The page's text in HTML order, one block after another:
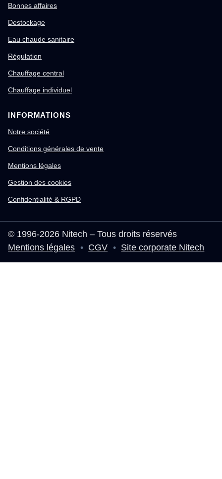
Bonnes affaires
Destockage
Eau chaude sanitaire
Régulation
Chauffage central
Chauffage individuel
INFORMATIONS
Notre société
Conditions générales de vente
Mentions légales
Gestion des cookies
Confidentialité & RGPD
© 1996-2026 Nitech – Tous droits réservés
Mentions légales • CGV • Site corporate Nitech